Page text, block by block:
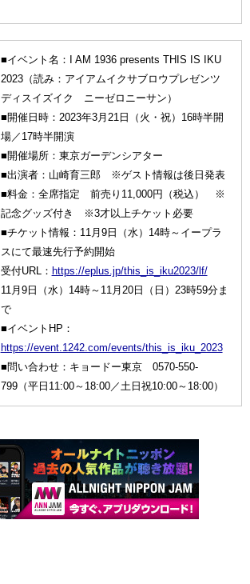
■イベント名：I AM 1936 presents THIS IS IKU
2023（読み：アイアムイクサブロウプレゼンツ
ディスイズイク ニーゼロニーサン）
■開催日時：2023年3月21日（火・祝）16時半開
場／17時半開演
■開催場所：東京ガーデンシアター
■出演者：山崎育三郎 ※ゲスト情報は後日発表
■料金：全席指定 前売り11,000円（税込） ※
記念グッズ付き ※3才以上チケット必要
■チケット情報：11月9日（水）14時～イープラ
スにて最速先行予約開始
受付URL： https://eplus.jp/this_is_iku2023/lf/
11月9日（水）14時～11月20日（日）23時59分ま
で
■イベントHP：
https://event.1242.com/events/this_is_iku_2023
■問い合わせ：キョードー東京 0570-550-
799（平日11:00～18:00／土日祝10:00～18:00）